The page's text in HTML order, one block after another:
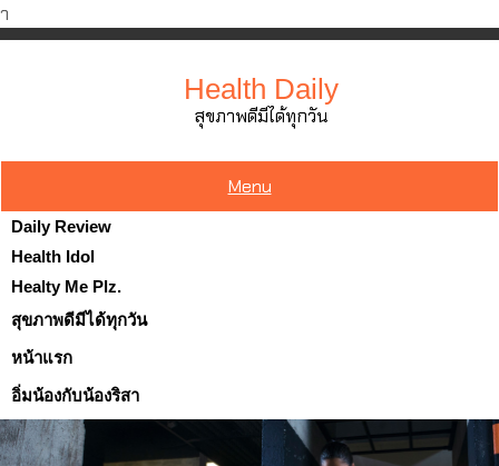
ำ
Skip
Health Daily
สุขภาพดีมีได้ทุกวัน
Menu
Daily Review
Health Idol
Healty Me Plz.
สุขภาพดีมีได้ทุกวัน
หน้าแรก
อิ่มน้องกับน้องริสา